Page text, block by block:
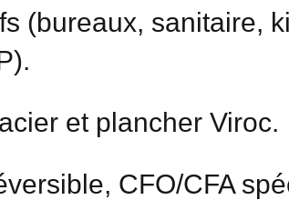
(bureaux, sanitaire,
et plancher Viroc.
CFO/CFA